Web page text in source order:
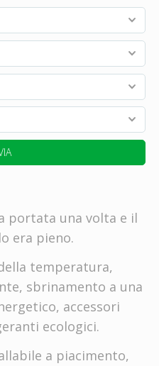
portata una volta e il
era pieno.
temperatura,
sbrinamento a una
accessori
ecologici.
a piacimento,